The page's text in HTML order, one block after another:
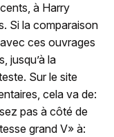
à Harry
Si la comparaison
ces ouvrages
jusqu’à la
Sur le site
cela va de:
pas à côté de
grand V» à: